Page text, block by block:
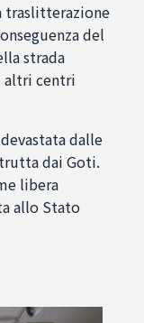
traslitterazione
del
strada
altri centri
dalle
dai Goti.
libera
allo Stato